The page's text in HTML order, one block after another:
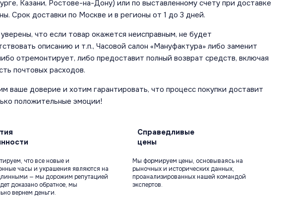
Казани, Ростове-на-Дону) или по выставленному счету при доставке
Срок доставки по Москве и в регионы от 1 до 3 дней.
что если товар окажется неисправным, не будет
описанию и т.п., Часовой салон «Мануфактура» либо заменит
отремонтирует, либо предоставит полный возврат средств, включая
почтовых расходов.
ваше доверие и хотим гарантировать, что процесс покупки доставит
положительные эмоции!
что все новые и
часы и украшения являются на
— мы дорожим репутацией
доказано обратное, мы
вернем деньги.
Справедливые
цены
Мы формируем цены, основываясь на
рыночных и исторических данных,
проанализированных нашей командой
экспертов.